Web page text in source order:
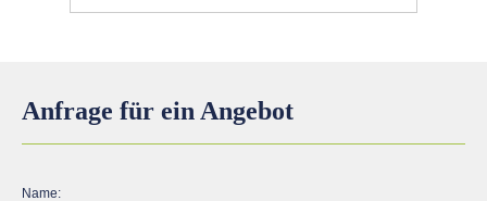
Anfrage für ein Angebot
Name: